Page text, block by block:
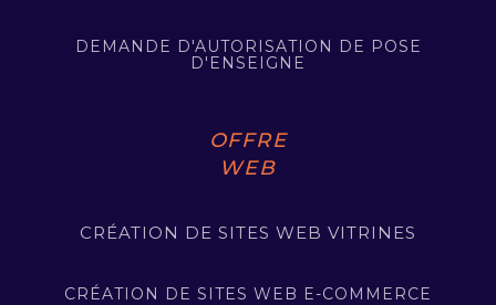
OFFRE
WEB
CRÉATION DE SITES WEB VITRINES
CRÉATION DE SITES WEB E-COMMERCE
DEMANDE D'AUTORISATION DE POSE
D'ENSEIGNE